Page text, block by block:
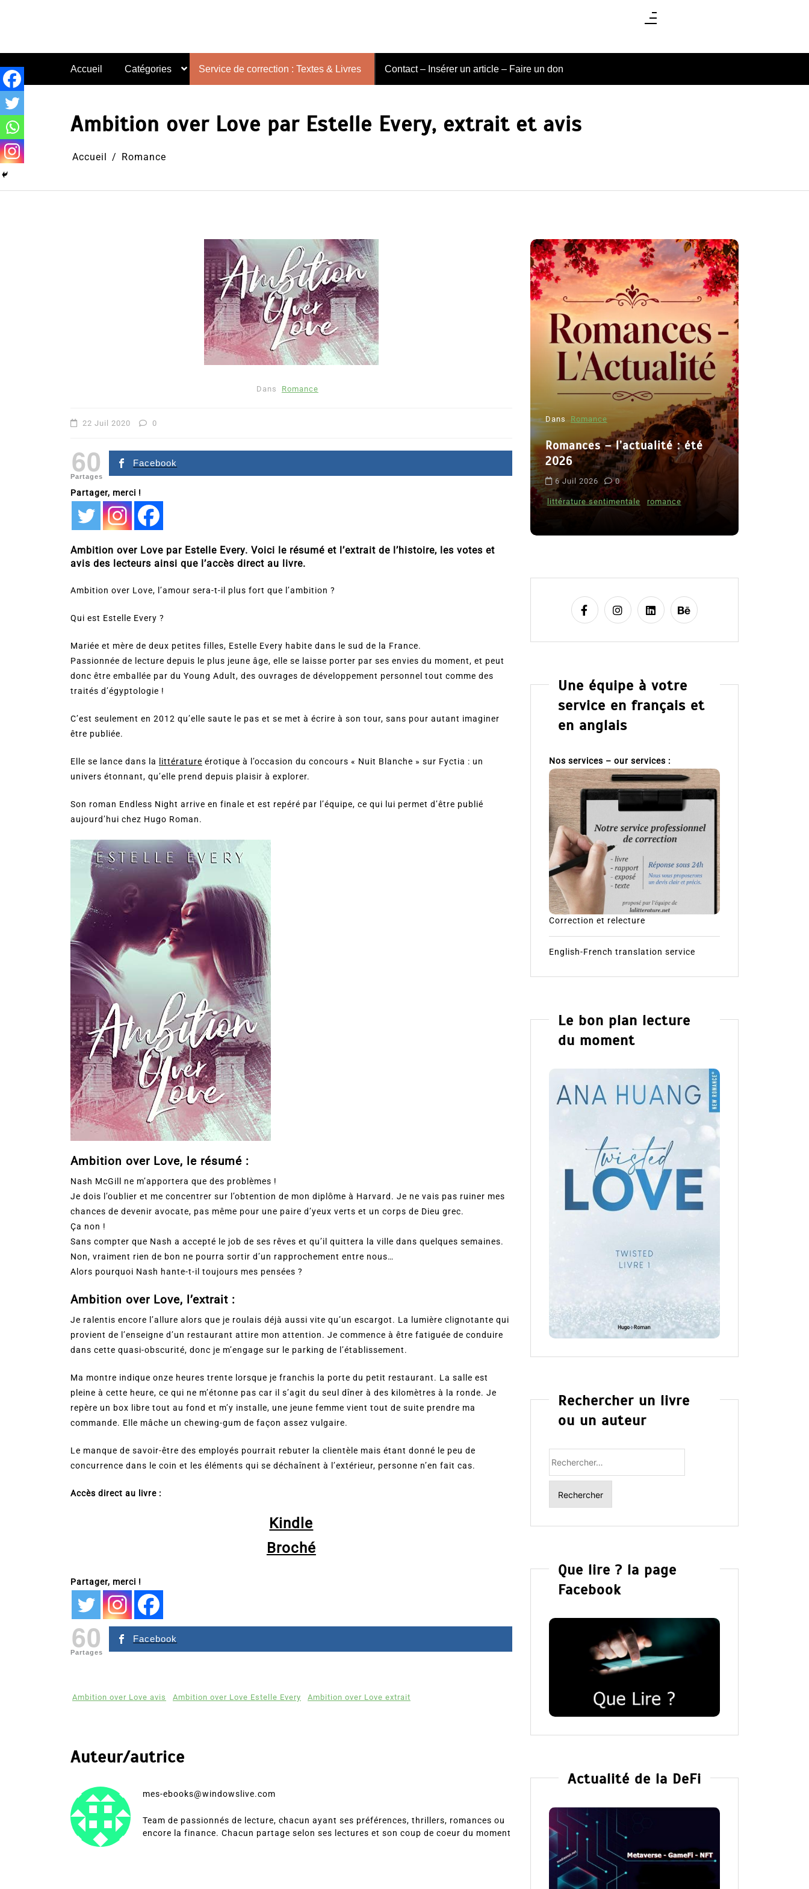
Accueil Catégories Service de correction : Textes & Livres Contact – Insérer un article – Faire un don
Ambition over Love par Estelle Every, extrait et avis
Accueil Romance
Dans Romance
22 Juil 2020 0
60
Partages
Facebook
Partager, merci !
Ambition over Love par Estelle Every. Voici le résumé et l’extrait de l’histoire, les votes et
avis des lecteurs ainsi que l’accès direct au livre.
Ambition over Love, l’amour sera-t-il plus fort que l’ambition ?
Qui est Estelle Every ?
Mariée et mère de deux petites filles, Estelle Every habite dans le sud de la France.
Passionnée de lecture depuis le plus jeune âge, elle se laisse porter par ses envies du moment, et peut
donc être emballée par du Young Adult, des ouvrages de développement personnel tout comme des
traités d’égyptologie !
C’est seulement en 2012 qu’elle saute le pas et se met à écrire à son tour, sans pour autant imaginer
être publiée.
Elle se lance dans la littérature érotique à l’occasion du concours « Nuit Blanche » sur Fyctia : un
univers étonnant, qu’elle prend depuis plaisir à explorer.
Son roman Endless Night arrive en finale et est repéré par l’équipe, ce qui lui permet d’être publié
aujourd’hui chez Hugo Roman.
Ambition over Love, le résumé :
Nash McGill ne m’apportera que des problèmes !
Je dois l’oublier et me concentrer sur l’obtention de mon diplôme à Harvard. Je ne vais pas ruiner mes
chances de devenir avocate, pas même pour une paire d’yeux verts et un corps de Dieu grec.
Ça non !
Sans compter que Nash a accepté le job de ses rêves et qu’il quittera la ville dans quelques semaines.
Non, vraiment rien de bon ne pourra sortir d’un rapprochement entre nous…
Alors pourquoi Nash hante-t-il toujours mes pensées ?
Ambition over Love, l’extrait :
Je ralentis encore l’allure alors que je roulais déjà aussi vite qu’un escargot. La lumière clignotante qui
provient de l’enseigne d’un restaurant attire mon attention. Je commence à être fatiguée de conduire
dans cette quasi-obscurité, donc je m’engage sur le parking de l’établissement.
Ma montre indique onze heures trente lorsque je franchis la porte du petit restaurant. La salle est
pleine à cette heure, ce qui ne m’étonne pas car il s’agit du seul dîner à des kilomètres à la ronde. Je
repère un box libre tout au fond et m’y installe, une jeune femme vient tout de suite prendre ma
commande. Elle mâche un chewing-gum de façon assez vulgaire.
Le manque de savoir-être des employés pourrait rebuter la clientèle mais étant donné le peu de
concurrence dans le coin et les éléments qui se déchaînent à l’extérieur, personne n’en fait cas.
Accès direct au livre :
Kindle
Broché
Partager, merci !
60
Partages
Facebook
Ambition over Love avis Ambition over Love Estelle Every Ambition over Love extrait
Auteur/autrice
mes-ebooks@windowslive.com
Team de passionnés de lecture, chacun ayant ses préférences, thrillers, romances ou
encore la finance. Chacun partage selon ses lectures et son coup de coeur du moment
Dans Romance
2026
littérature sentimentale
Dans Thriller
Le coupable n’est pas Camille
Dans Romance
Romances – l’actualité : été
2026
6 Juil 2026 0
littérature sentimentale romance
Une équipe à votre
service en français et
en anglais
Nos services – our services :
Correction et relecture
English-French translation service
Le bon plan lecture
du moment
Rechercher un livre
ou un auteur
Que lire ? la page
Facebook
Actualité de la DeFi